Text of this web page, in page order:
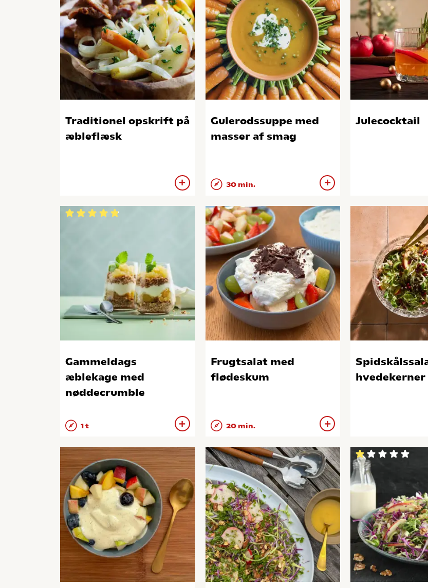
Traditionel opskrift på
æbleflæsk
Gulerodssuppe med
masser af smag
30 min.
Julecocktail
Gammeldags
æblekage med
nøddecrumble
1 t
Frugtsalat med
flødeskum
20 min.